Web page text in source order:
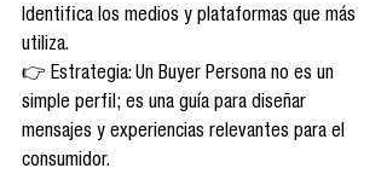
Identifica los medios y plataformas que más
utiliza.
👉 Estrategia: Un Buyer Persona no es un
simple perfil; es una guía para diseñar
mensajes y experiencias relevantes para el
consumidor.